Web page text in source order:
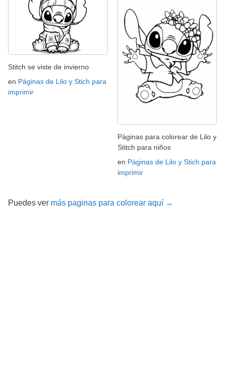
Stitch se viste de invierno
en Páginas de Lilo y Stich para
imprimir
Páginas para colorear de Lilo y
Stitch para niños
en Páginas de Lilo y Stich para
imprimir
Puedes ver más paginas para colorear aquí →